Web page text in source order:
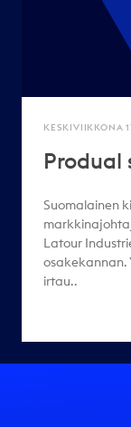
KESKIVIIKKONA
Produal
Suomalainen
Latour
osakekannan.
irtau..